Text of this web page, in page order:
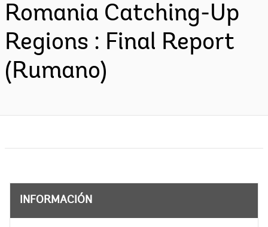
Romania Catching-Up
Regions : Final Report
(Rumano)
INFORMACIÓN